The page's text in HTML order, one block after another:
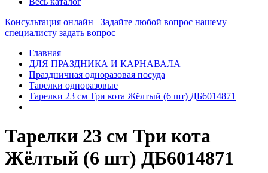
Консультация онлайн
Задайте любой вопрос нашему
специалисту задать вопрос
Главная
ДЛЯ ПРАЗДНИКА И КАРНАВАЛА
Праздничная одноразовая посуда
Тарелки одноразовые
Тарелки 23 см Три кота Жёлтый (6 шт) ДБ6014871
Тарелки 23 см Три кота
Жёлтый (6 шт) ДБ6014871